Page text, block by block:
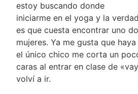
estoy buscando donde
iniciarme en el yoga y la verdad
es que cuesta encontrar uno
mujeres. Ya me gusta que
el único chico me corta un
caras al entrar en clase de
volví a ir.